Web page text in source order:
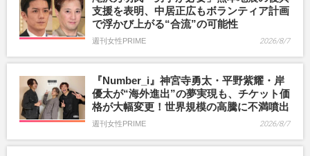
支援を表明、中居正広もボランティア計画
で浮かび上がる“合流”の可能性
週刊女性PRIME 2026/8/7
『Number_i』神宮寺勇太・平野紫耀・岸
優太が“海外進出”の夢実現も、チケット価
格が大幅変更！世界規模の高騰に不満噴出
週刊女性PRIME 2026/8/7